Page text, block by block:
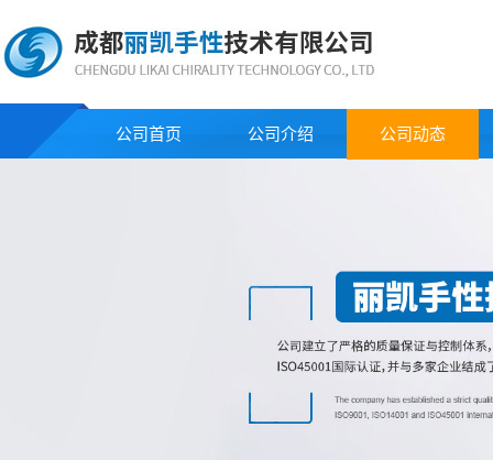
公司首页 公司介绍 公司动态